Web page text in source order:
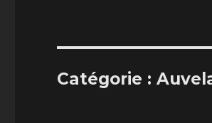
Catégorie :